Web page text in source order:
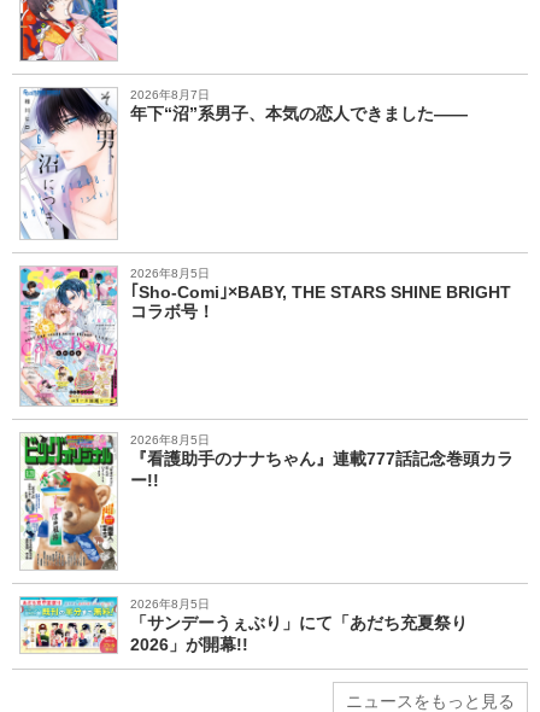
2026年8月7日
年下“沼”系男子、本気の恋人できました――
2026年8月5日
｢Sho-Comi｣×BABY, THE STARS SHINE BRIGHT
コラボ号！
2026年8月5日
『看護助手のナナちゃん』連載777話記念巻頭カラ
ー!!
2026年8月5日
「サンデーうぇぶり」にて「あだち充夏祭り
2026」が開幕!!
ニュースをもっと見る